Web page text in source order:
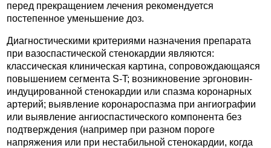
перед прекращением лечения рекомендуется
постепенное уменьшение доз.
Диагностическими критериями назначения препарата
при вазоспастической стенокардии являются:
классическая клиническая картина, сопровождающаяся
повышением сегмента S-T; возникновение эргоновин-
индуцированной стенокардии или спазма коронарных
артерий; выявление коронароспазма при ангиографии
или выявление ангиоспастического компонента без
подтверждения (например при разном пороге
напряжения или при нестабильной стенокардии, когда